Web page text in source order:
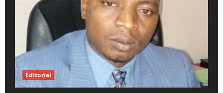
Editorial